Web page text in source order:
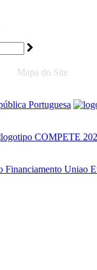
Mapa do Site